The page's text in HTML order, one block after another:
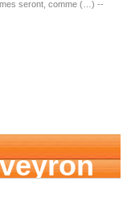
seront, comme (…) --